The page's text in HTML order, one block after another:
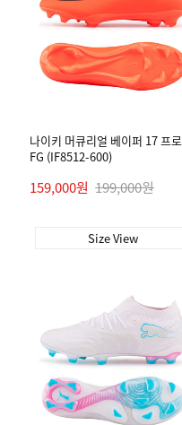
나이키 머큐리얼 베이퍼 17 프로
FG (IF8512-600)
159,000원 199,000원
Size View